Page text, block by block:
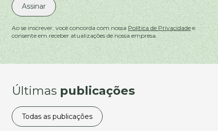
Assinar
Ao se inscrever, você concorda com nossaPolítica de Privacidadee
consente em receber atualizações de nossa empresa.
Últimas publicações
Todas as publicações